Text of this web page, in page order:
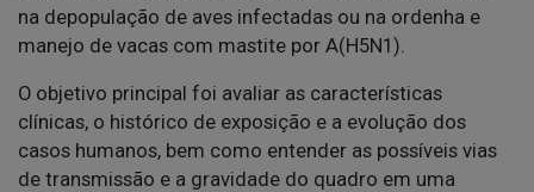
na depopulação de aves infectadas ou na ordenha e
manejo de vacas com mastite por A(H5N1).
O objetivo principal foi avaliar as características
clínicas, o histórico de exposição e a evolução dos
casos humanos, bem como entender as possíveis vias
de transmissão e a gravidade do quadro em uma